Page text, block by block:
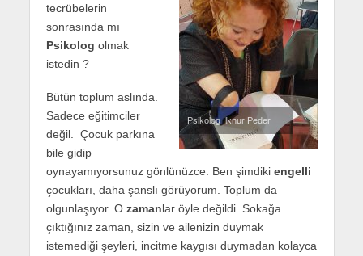
Psikolog İlknur Peder
tecrübelerin
sonrasında mı
Psikolog olmak
istedin ?
Bütün toplum aslında.
Sadece eğitimciler
değil. Çocuk parkına
bile gidip
oynayamıyorsunuz gönlünüzce. Ben şimdiki engelli
çocukları, daha şanslı görüyorum. Toplum da
olgunlaşıyor. O zamanlar öyle değildi. Sokağa
çıktığınız zaman, sizin ve ailenizin duymak
istemediği şeyleri, incitme kaygısı duymadan kolayca